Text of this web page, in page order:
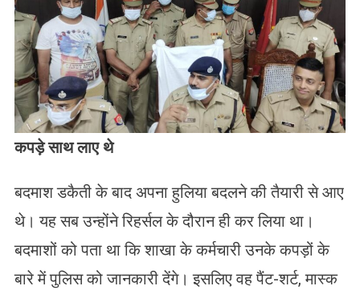
कपड़े साथ लाए थे
बदमाश डकैती के बाद अपना हुलिया बदलने की तैयारी से आए
थे। यह सब उन्होंने रिहर्सल के दौरान ही कर लिया था।
बदमाशों को पता था कि शाखा के कर्मचारी उनके कपड़ों के
बारे में पुलिस को जानकारी देंगे। इसलिए वह पैंट-शर्ट, मास्क